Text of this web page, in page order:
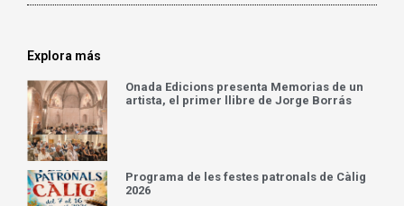
Explora más
Onada Edicions presenta Memorias de un
artista, el primer llibre de Jorge Borrás
Programa de les festes patronals de Càlig
2026